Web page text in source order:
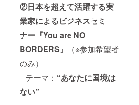
②日本を超えて活躍する実
業家によるビジネスセミ
ナー『You are NO
BORDERS』
（※参加希望者
のみ）
テーマ： “あなたに国境は
ない”